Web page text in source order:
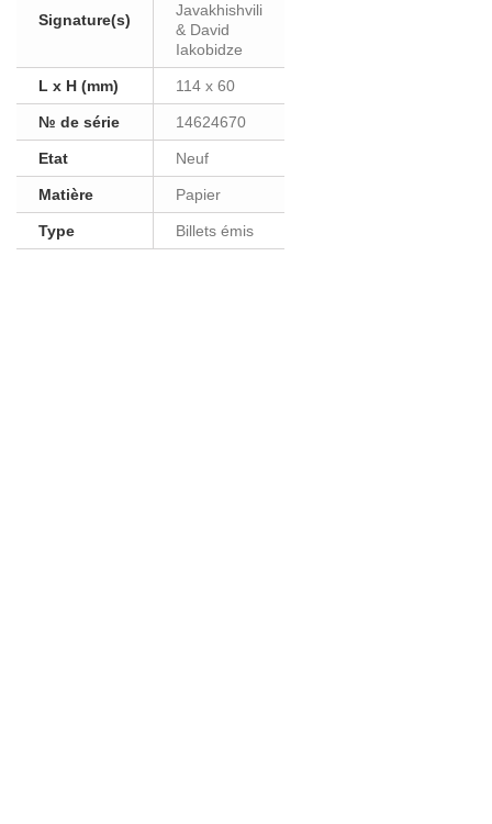
Signature(s)
Javakhishvili
& David
Iakobidze
L x H (mm) 114 x 60
№ de série 14624670
Etat Neuf
Matière Papier
Type Billets émis